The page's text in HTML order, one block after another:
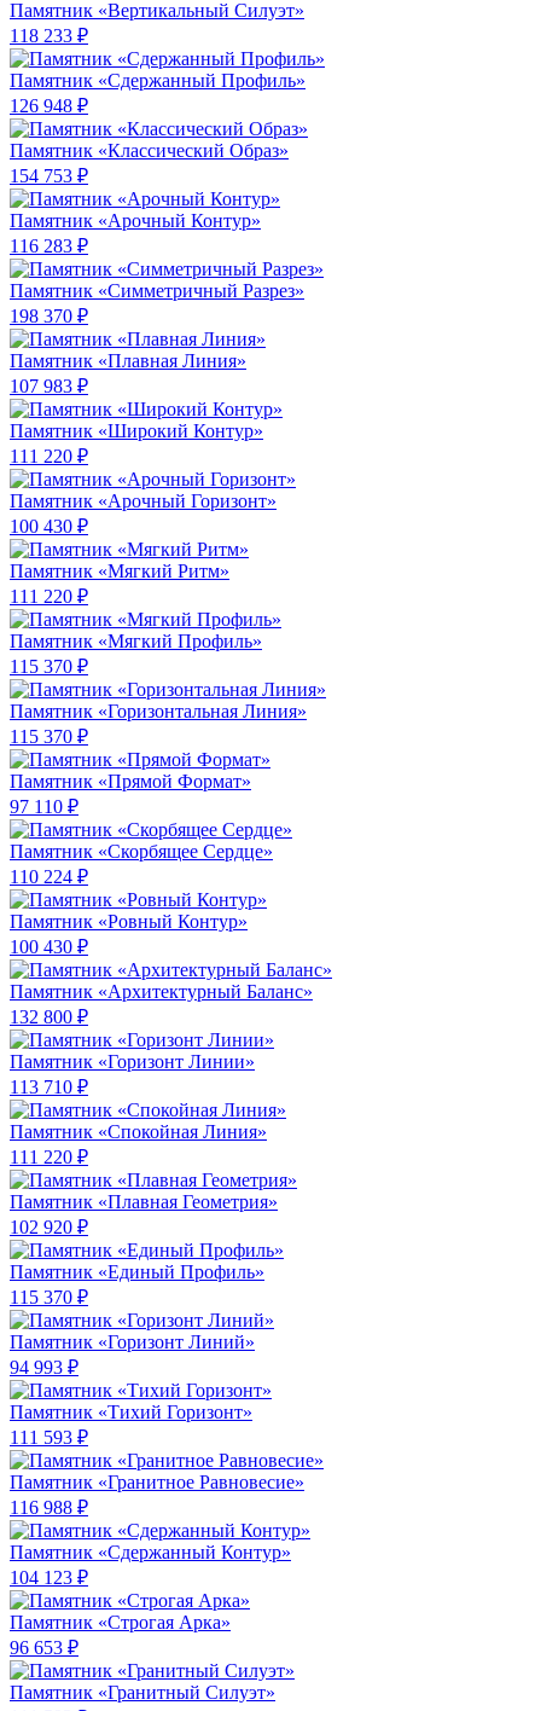
Памятник «Вертикальный Силуэт»
118 233 ₽
Памятник «Сдержанный Профиль»
126 948 ₽
Памятник «Классический Образ»
154 753 ₽
Памятник «Арочный Контур»
116 283 ₽
Памятник «Симметричный Разрез»
198 370 ₽
Памятник «Плавная Линия»
107 983 ₽
Памятник «Широкий Контур»
111 220 ₽
Памятник «Арочный Горизонт»
100 430 ₽
Памятник «Мягкий Ритм»
111 220 ₽
Памятник «Мягкий Профиль»
115 370 ₽
Памятник «Горизонтальная Линия»
115 370 ₽
Памятник «Прямой Формат»
97 110 ₽
Памятник «Скорбящее Сердце»
110 224 ₽
Памятник «Ровный Контур»
100 430 ₽
Памятник «Архитектурный Баланс»
132 800 ₽
Памятник «Горизонт Линии»
113 710 ₽
Памятник «Спокойная Линия»
111 220 ₽
Памятник «Плавная Геометрия»
102 920 ₽
Памятник «Единый Профиль»
115 370 ₽
Памятник «Горизонт Линий»
94 993 ₽
Памятник «Тихий Горизонт»
111 593 ₽
Памятник «Гранитное Равновесие»
116 988 ₽
Памятник «Сдержанный Контур»
104 123 ₽
Памятник «Строгая Арка»
96 653 ₽
Памятник «Гранитный Силуэт»